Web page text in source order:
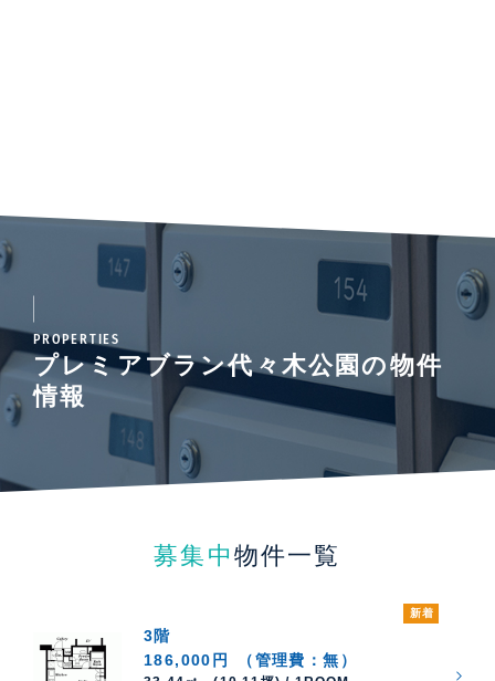
PROPERTIES
プレミアブラン代々木公園の物件
情報
募集中 物件一覧
新着
3階
186,000円
（管理費：無）